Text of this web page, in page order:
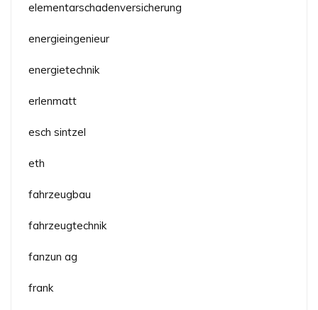
elementarschadenversicherung
energieingenieur
energietechnik
erlenmatt
esch sintzel
eth
fahrzeugbau
fahrzeugtechnik
fanzun ag
frank